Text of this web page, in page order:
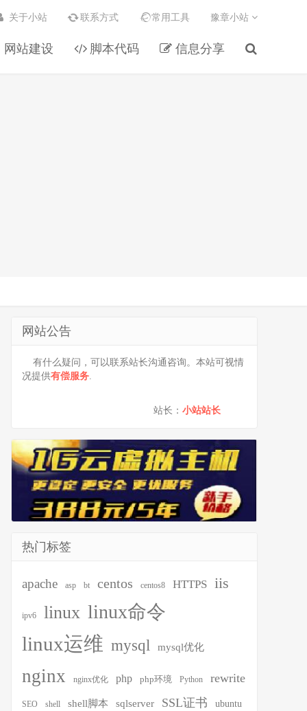
网站建设 脚本代码 信息分享
关于小站 联系方式 常用工具 豫章小站
网站公告
有什么疑问，可以联系站长沟通咨询。本站可视情
况提供有偿服务.
站长： 小站站长
热门标签
apache asp bt centos centos8 HTTPS iis
ipv6 linux linux命令
linux运维 mysql mysql优化
nginx nginx优化 php php环境 Python rewrite
SEO shell shell脚本 sqlserver SSL证书 ubuntu